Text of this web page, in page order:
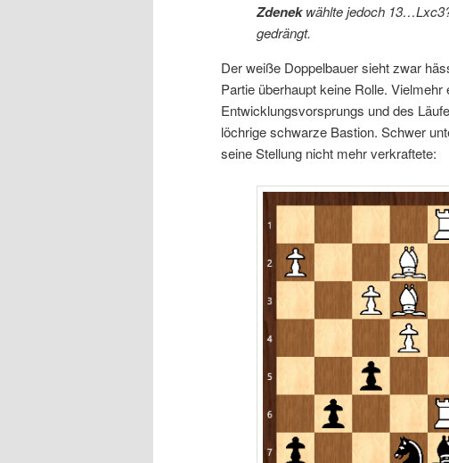
Zdenekwählte jedoch
gedrängt.
Der weiße Doppelbauer sieht zwar
Partie überhaupt keine Rolle.
Entwicklungsvorsprungs und des
löchrige schwarze Bastion. Schwer
seine Stellung nicht mehr verkraftete: